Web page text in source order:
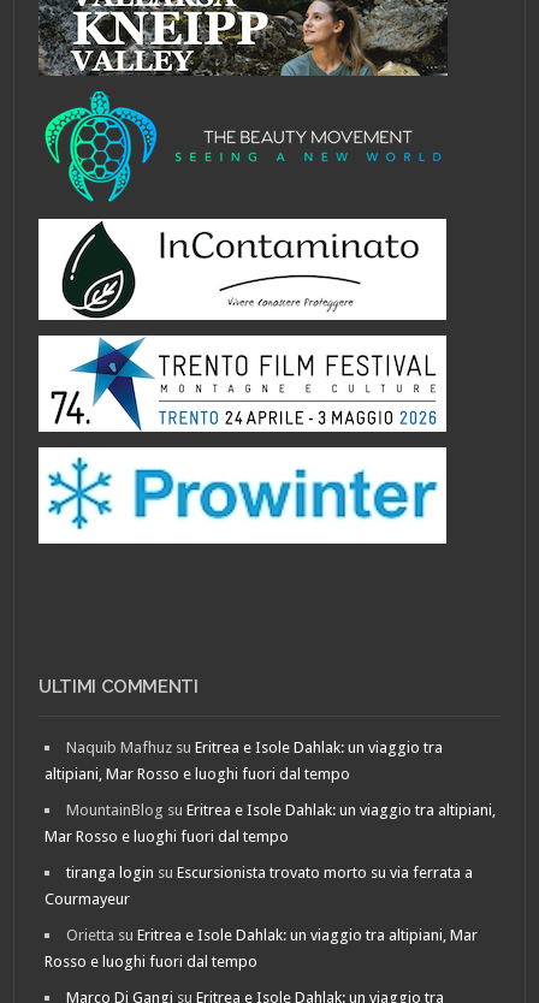
ULTIMI COMMENTI
Naquib Mafhuz suEritrea e Isole Dahlak: un viaggio tra
altipiani, Mar Rosso e luoghi fuori dal tempo
MountainBlog suEritrea e Isole Dahlak: un viaggio tra altipiani,
Mar Rosso e luoghi fuori dal tempo
tiranga login suEscursionista trovato morto su via ferrata a
Courmayeur
Orietta suEritrea e Isole Dahlak: un viaggio tra altipiani, Mar
Rosso e luoghi fuori dal tempo
Marco Di Gangi suEritrea e Isole Dahlak: un viaggio tra